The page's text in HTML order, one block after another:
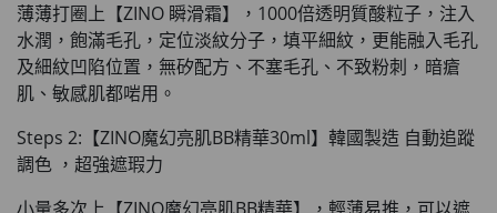
薄薄打圈上【ZINO 瞬滑霜】，1000倍透明質酸粒子，注入
水潤，飽滿毛孔 ，定位淡紋分子，填平細紋， 更能融入毛孔
及細紋凹陷位置 ，無矽配方、不塞毛孔、不致粉刺，暗瘡
肌、敏感肌都啱用。
Steps 2:【ZINO魔幻亮肌BB精華30ml】韓國製造 自動追蹤
調色 ，超強遮瑕力